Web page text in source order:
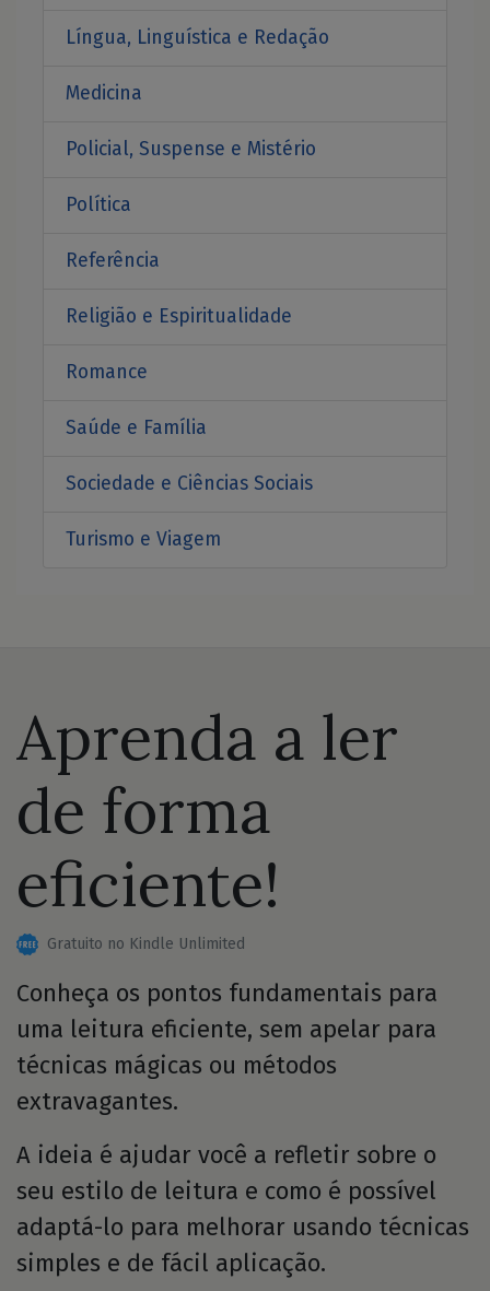
Língua, Linguística e Redação
Medicina
Policial, Suspense e Mistério
Política
Referência
Religião e Espiritualidade
Romance
Saúde e Família
Sociedade e Ciências Sociais
Turismo e Viagem
Aprenda a ler
de forma
eficiente!
Gratuito no Kindle Unlimited
Conheça os pontos fundamentais para
uma leitura eficiente, sem apelar para
técnicas mágicas ou métodos
extravagantes.
A ideia é ajudar você a refletir sobre o
seu estilo de leitura e como é possível
adaptá-lo para melhorar usando técnicas
simples e de fácil aplicação.